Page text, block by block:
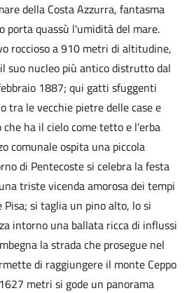
della Costa Azzurra, fantasma
porta quassù l'umidità del mare.
roccioso a 910 metri di altitudine,
suo nucleo più antico distrutto dal
1887; qui gatti sfuggenti
tra le vecchie pietre delle case e
che ha il cielo come tetto e l'erba
comunale ospita una piccola
di Pentecoste si celebra la festa
triste vicenda amorosa dei tempi
si taglia un pino alto, lo si
intorno una ballata ricca di influssi
la strada che prosegue nel
di raggiungere il monte Ceppo
metri si gode un panorama